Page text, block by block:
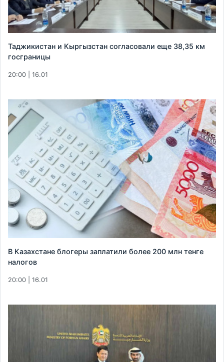
Таджикистан и Кыргызстан согласовали еще 38,35 км
госграницы
20:00 | 16.01
В Казахстане блогеры заплатили более 200 млн тенге
налогов
20:00 | 16.01